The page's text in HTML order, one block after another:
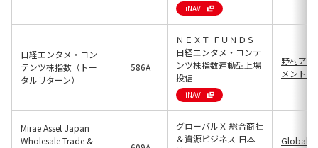
iNAV
日経エンタメ・コン
テンツ株指数（トー
タルリターン）
586A
ＮＥＸＴ ＦＵＮＤＳ
日経エンタメ・コンテ
ンツ株指数連動型上場
投信
iNAV
野村ア
メント
Mirae Asset Japan
Wholesale Trade &
グローバルＸ 総合商社
＆資源ビジネス-日本
Global X